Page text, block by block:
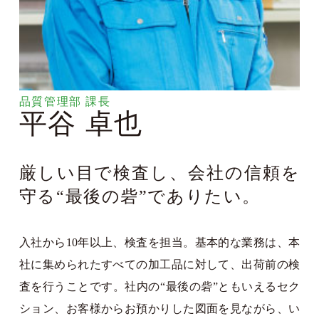
品質管理部 課長
平谷 卓也
厳しい目で検査し、会社の信頼を
守る“最後の砦”でありたい。
入社から10年以上、検査を担当。基本的な業務は、本
社に集められたすべての加工品に対して、出荷前の検
査を行うことです。社内の“最後の砦”ともいえるセク
ション、お客様からお預かりした図面を見ながら、い